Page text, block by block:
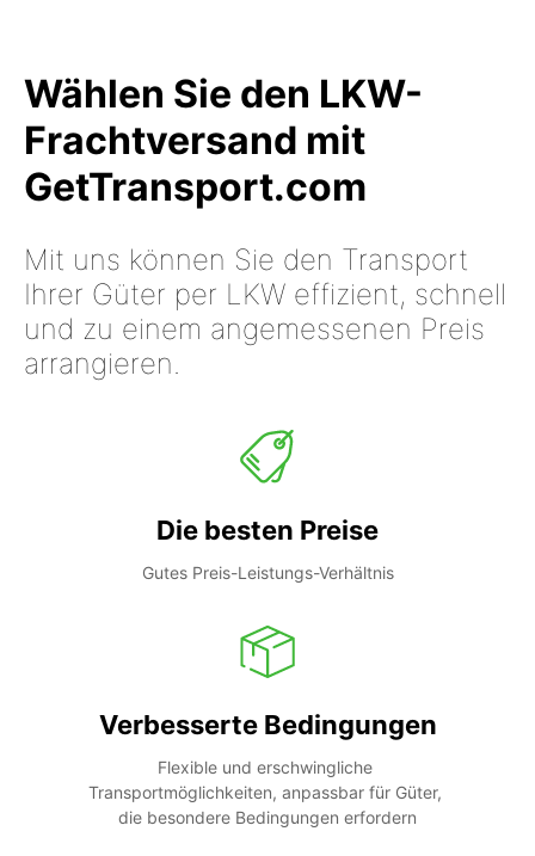
Wählen Sie den LKW-
Frachtversand mit
GetTransport.com
Mit uns können Sie den Transport
Ihrer Güter per LKW effizient, schnell
und zu einem angemessenen Preis
arrangieren.
Die besten Preise
Gutes Preis-Leistungs-Verhältnis
Verbesserte Bedingungen
Flexible und erschwingliche
Transportmöglichkeiten, anpassbar für Güter,
die besondere Bedingungen erfordern